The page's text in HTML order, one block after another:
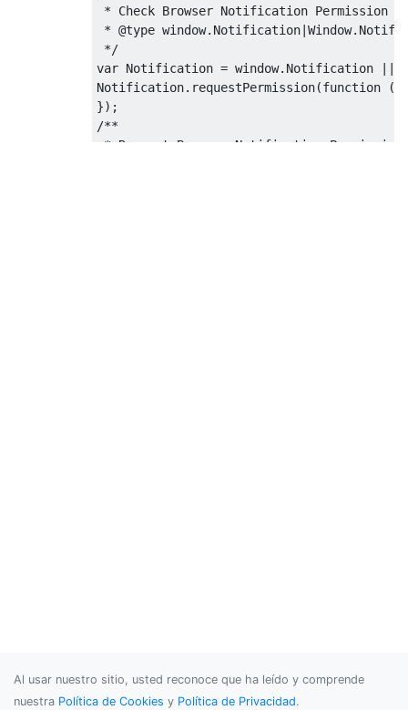
* Check Browser Notification Permission
* @type
*/
var Notification = window.Notification ||
Notification.requestPermission(function
});
/**
* Request Browser Notification
    instance.onclick = function () {
        // Something to do
Al usar nuestro sitio, usted reconoce que ha leído y comprende
nuestra Política de Cookies y Política de Privacidad.